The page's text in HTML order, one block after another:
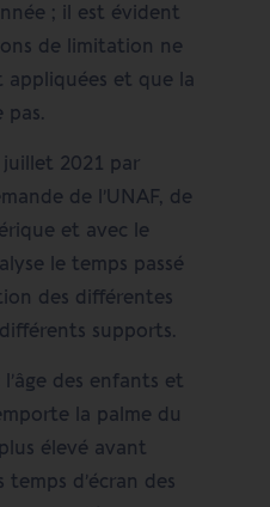
; il est évident
de limitation ne
appliquées et que la
pas.
2021 par
de l’UNAF, de
et avec le
le temps passé
des différentes
supports.
des enfants et
la palme du
élevé avant
temps d’écran des